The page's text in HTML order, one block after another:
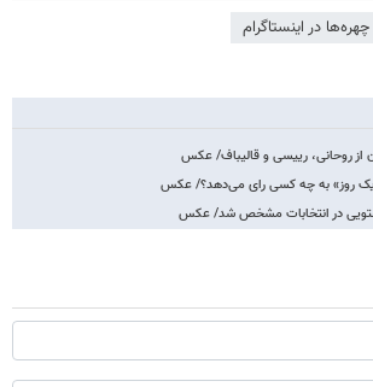
چهره‌ها در اینستاگرام
از روحانی، رییسی و قالیباف/ عکس
یک روز» به چه کسی رای می‌دهد؟/ عکس
در انتخابات مشخص شد/ عکس